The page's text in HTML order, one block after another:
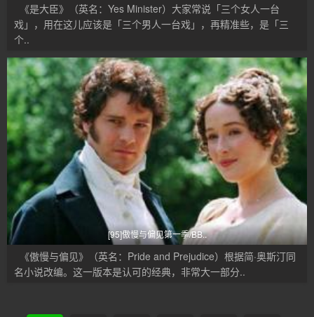
《是大臣》（英名：Yes Minister）大家常说「三个女人一台
戏」，用在这儿应该是「三个男人一台戏」，再精准些，是「三
个..
[95]傲慢与偏见第一季/BB..
《傲慢与偏见》（英名：Pride and Prejudice）根据简·奥斯汀同
名小说改编。这一版本是认可的经典，非常大一部分..